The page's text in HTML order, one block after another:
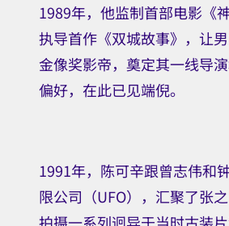
1989年，他监制首部电影《
执导首作《双城故事》，让
金像奖影帝，奠定其一线导
偏好，在此已见端倪。
1991年，陈可辛跟曾志伟和
限公司（UFO），汇聚了张
拍摄一系列迥异于当时古装